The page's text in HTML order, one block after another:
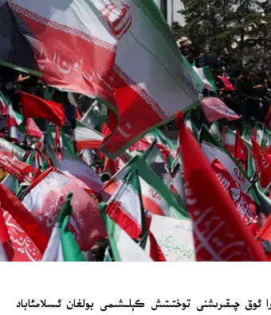
ئوق چىقىرىشنى توختىتىش كېلىشىمى بولغان ئىسلامئاباد